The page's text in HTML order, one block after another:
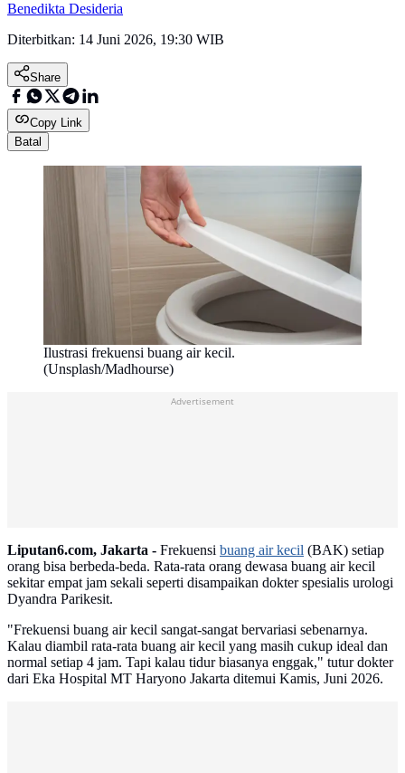
Benedikta Desideria
Diterbitkan: 14 Juni 2026, 19:30 WIB
Share
Copy Link
Batal
Ilustrasi frekuensi buang air kecil.
(Unsplash/Madhourse)
Advertisement
Liputan6.com, Jakarta - Frekuensi buang air kecil (BAK) setiap
orang bisa berbeda-beda. Rata-rata orang dewasa buang air kecil
sekitar empat jam sekali seperti disampaikan dokter spesialis urologi
Dyandra Parikesit.
"Frekuensi buang air kecil sangat-sangat bervariasi sebenarnya.
Kalau diambil rata-rata buang air kecil yang masih cukup ideal dan
normal setiap 4 jam. Tapi kalau tidur biasanya enggak," tutur dokter
dari Eka Hospital MT Haryono Jakarta ditemui Kamis, Juni 2026.